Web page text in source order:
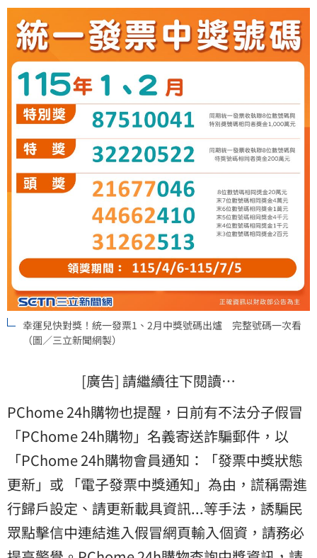
幸運兒快對獎！統一發票1、2月中獎號碼出爐 完整號碼一次看
（圖／三立新聞網製）
[廣告] 請繼續往下閱讀…
PChome 24h購物也提醒，日前有不法分子假冒
「PChome 24h購物」名義寄送詐騙郵件，以
「PChome 24h購物會員通知：「發票中獎狀態
更新」或 「電子發票中獎通知」為由，謊稱需進
行歸戶設定、請更新載具資訊...等手法，誘騙民
眾點擊信中連結進入假冒網頁輸入個資，請務必